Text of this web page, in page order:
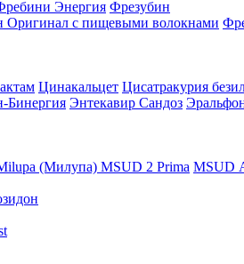
Энергия Фрезубин
Оригинал с пищевыми волокнами
Цинакальцет Цисатракурия
Бинергия Энтекавир Сандоз
(Милупа) MSUD 2 Prima MSUD